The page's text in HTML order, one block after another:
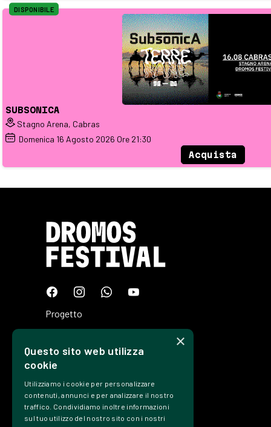
SUBSONICA
Stagno Arena, Cabras
Domenica 16 Agosto 2026 Ore 21:30
DISPONIBILE
Acquista
Progetto
Tickets
Precedenti
Contatti
×
Questo sito web utilizza
cookie
Utilizziamo i cookie per personalizzare
contenuti, annunci e per analizzare il nostro
traffico. Condividiamo inoltre informazioni
sul tuo utilizzo del nostro sito con i nostri